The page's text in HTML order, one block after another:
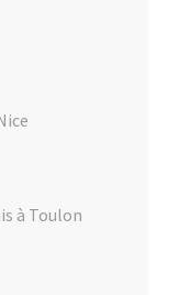
à Toulon